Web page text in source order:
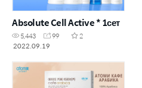
Absolute Cell Active * 1сет
5,443 99
2
2022.09.19